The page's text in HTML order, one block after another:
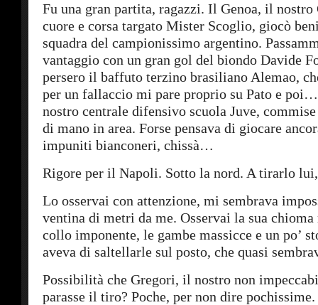
Fu una gran partita, ragazzi. Il Genoa, il nostro
cuore e corsa targato Mister Scoglio, giocò
squadra del campionissimo argentino.
vantaggio con un gran gol del biondo Davide
persero il baffuto terzino brasiliano Alemao,
per un fallaccio mi pare proprio su Pato e
nostro centrale difensivo scuola Juve,
di mano in area. Forse pensava di giocare
impuniti bianconeri, chissà…
Rigore per il Napoli. Sotto la nord. A tirarlo
Lo osservai con attenzione, mi sembrava
ventina di metri da me. Osservai la sua
collo imponente, le gambe massicce e un po’
aveva di saltellarle sul posto, che quasi
Possibilità che Gregori, il nostro non
parasse il tiro? Poche, per non dire